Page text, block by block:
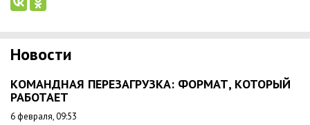
Новости
КОМАНДНАЯ ПЕРЕЗАГРУЗКА: ФОРМАТ, КОТОРЫЙ
РАБОТАЕТ
6 февраля, 09:53